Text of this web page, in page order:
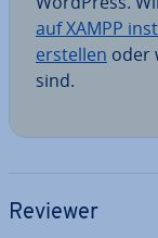
auf XAMPP
erstellen oder
sind.
Reviewer